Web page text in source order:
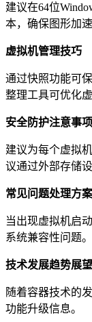
建议在64位
本，确保图形加
虚拟机管理技巧
通过快照功能可
整理工具可优化
安全防护注意事项
建议为每个虚拟
议通过外部存储
常见问题处理方案
当出现虚拟机启
系统兼容性问题。
技术发展趋势展望
随着容器技术的
功能升级信息。